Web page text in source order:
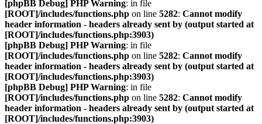
[phpBB Debug] PHP Warning: in file
[ROOT]/includes/functions.php on line 5282: Cannot modify
header information - headers already sent by (output started at
[ROOT]/includes/functions.php:3903)
[phpBB Debug] PHP Warning: in file
[ROOT]/includes/functions.php on line 5282: Cannot modify
header information - headers already sent by (output started at
[ROOT]/includes/functions.php:3903)
[phpBB Debug] PHP Warning: in file
[ROOT]/includes/functions.php on line 5282: Cannot modify
header information - headers already sent by (output started at
[ROOT]/includes/functions.php:3903)